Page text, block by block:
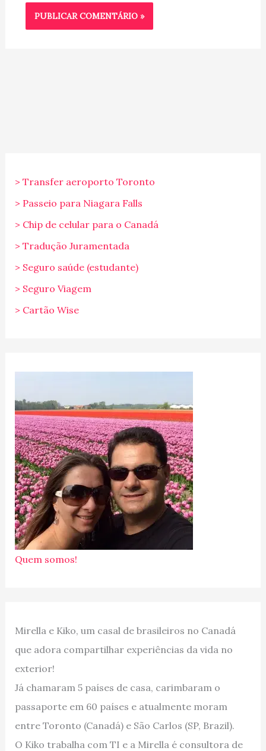
> Transfer aeroporto Toronto
> Passeio para Niagara Falls
> Chip de celular para o Canadá
> Tradução Juramentada
> Seguro saúde (estudante)
> Seguro Viagem
> Cartão Wise
Quem somos!
Mirella e Kiko, um casal de brasileiros no Canadá
que adora compartilhar experiências da vida no
exterior!
Já chamaram 5 países de casa, carimbaram o
passaporte em 60 países e atualmente moram
entre Toronto (Canadá) e São Carlos (SP, Brazil).
O Kiko trabalha com TI e a Mirella é consultora de